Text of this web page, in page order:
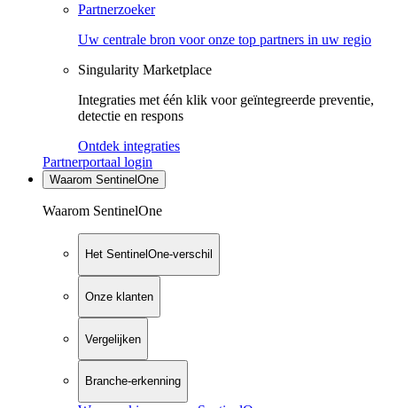
Partnerzoeker
Uw centrale bron voor onze top partners in uw regio
Singularity Marketplace
Integraties met één klik voor geïntegreerde preventie,
detectie en respons
Ontdek integraties
Partnerportaal login
Waarom SentinelOne
Waarom SentinelOne
Het SentinelOne-verschil
Onze klanten
Vergelijken
Branche-erkenning